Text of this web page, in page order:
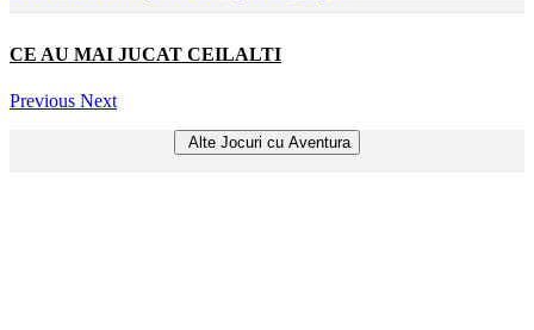
CE AU MAI JUCAT CEILALTI
Previous Next
Alte Jocuri cu Aventura